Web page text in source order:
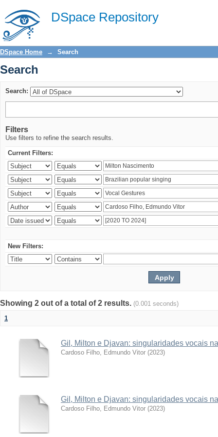
DSpace Repository
Search
DSpace Home → Search
Search
Search:
Filters
Use filters to refine the search results.
Current Filters:
New Filters:
Showing 2 out of a total of 2 results. (0.001 seconds)
1
Gil, Milton e Djavan: singularidades vocais
Cardoso Filho, Edmundo Vitor (2023)
Gil, Milton e Djavan: singularidades vocais
Cardoso Filho, Edmundo Vitor (2023)